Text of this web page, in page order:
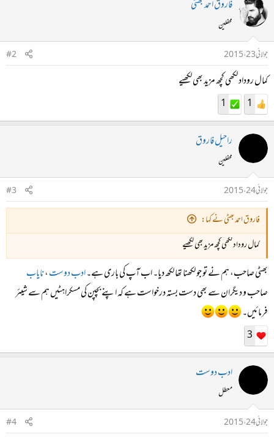
فاروق احمد بھٹی
محفلین
جولائی 23، 2015
#2
کمال روداد لکھی کچھ مزید بھی لکھیے
1
1
راحیل فاروق
محفلین
جولائی 24، 2015
#3
فاروق احمد بھٹی نے کہا:
کمال روداد لکھی کچھ مزید بھی لکھیے
بھٹی صاحب، ہم نے تو جو لکھنا تھا لکھ دیا۔ اب آپ کی باری ہے۔ادب دوست،نایاب
صاحب و دیگران سے بھی دست بستہ درخواست ہے کہ اپنے بچپن کی مسکراہٹیں ہم سے شیئر
فرمائیں۔
3
ادب دوست
معطل
جولائی 24، 2015
#4